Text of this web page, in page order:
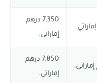
7,350 درهم
إماراتي.
7,850 درهم
إماراتي.